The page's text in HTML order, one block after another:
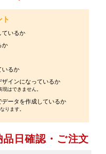
ているか
か
いるか
インになっているか
はできません。
ータを作成しているか
ります。
日確認・ご注文